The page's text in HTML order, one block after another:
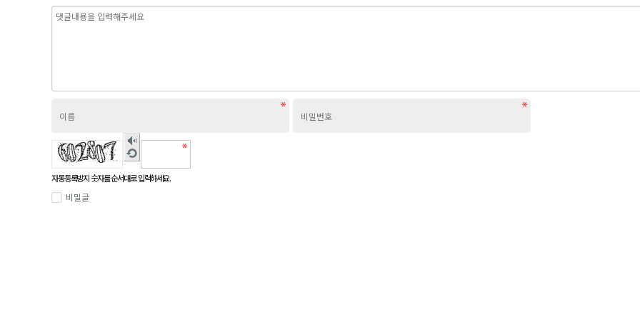
숫자
음성
듣기
새로
고침
자동등록방지 숫자를 순서대로 입력하세요.
비밀글